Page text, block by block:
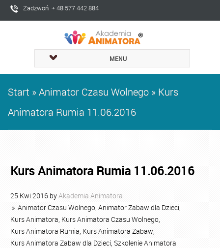
Zadzwoń + 48 577 442 884
MENU
Start »Animator Czasu Wolnego» Kurs
Animatora Rumia 11.06.2016
Kurs Animatora Rumia 11.06.2016
25 Kwi 2016 byAkademia Animatora
» Animator Czasu Wolnego, Animator Zabaw dla Dzieci,
Kurs Animatora, Kurs Animatora Czasu Wolnego,
Kurs Animatora Rumia, Kurs Animatora Zabaw,
Kurs Animatora Zabaw dla Dzieci, Szkolenie Animatora